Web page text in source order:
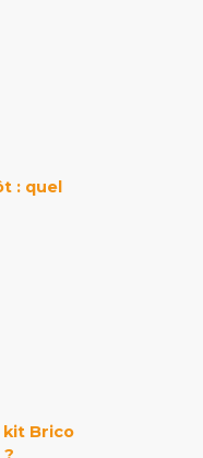
: quel
kit Brico